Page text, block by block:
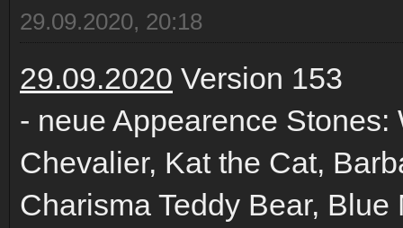
29.09.2020, 20:18
29.09.2020 Version 153
- neue Appearence
Chevalier, Kat the Cat,
Charisma Teddy Bear,